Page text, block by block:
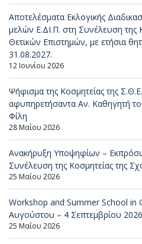
Αποτελέσματα Εκλογικής
μελών Ε.ΔΙ.Π. στη Συνέλευση της
Θετικών Επιστημών, με ετήσια
31.08.2027.
12 Ιουνίου 2026
Ψήφισμα της Κοσμητείας της
αφυπηρετήσαντα Αν. Καθηγητή
Φίλη
28 Μαΐου 2026
Ανακήρυξη Υποψηφίων –
Συνέλευση της Κοσμητείας της
25 Μαΐου 2026
Workshop and Summer School in
Αυγούστου – 4 Σεπτεμβρίου
25 Μαΐου 2026